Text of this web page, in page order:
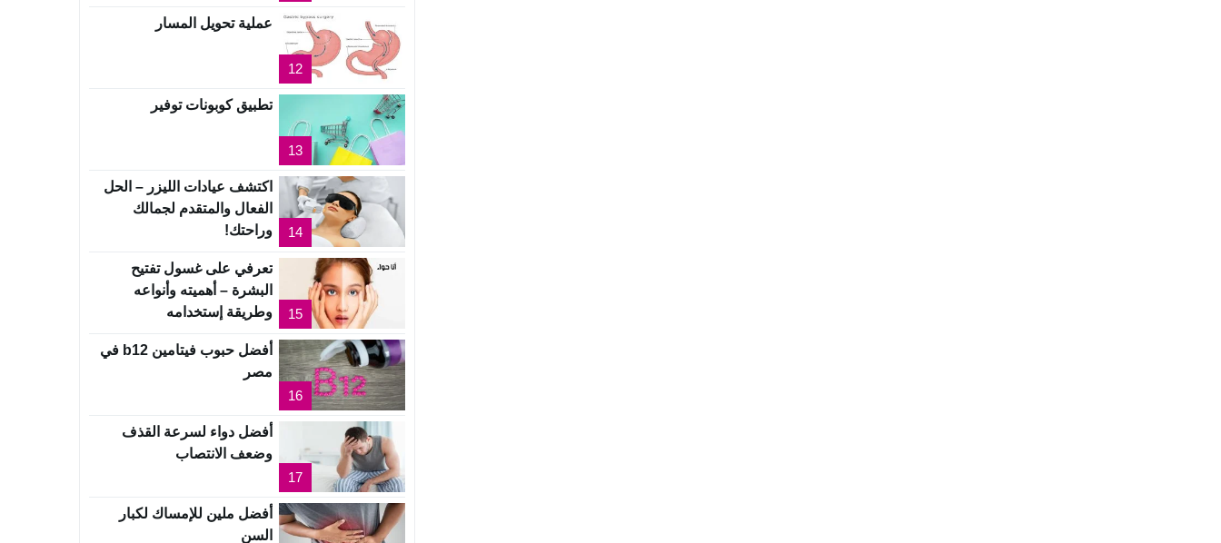
12
عملية تحويل المسار
13
تطبيق كوبونات توفير
14
اكتشف عيادات الليزر – الحل
الفعال والمتقدم لجمالك
وراحتك!
15
تعرفي على غسول تفتيح
البشرة – أهميته وأنواعه
وطريقة إستخدامه
16
أفضل حبوب فيتامين b12 في
مصر
17
أفضل دواء لسرعة القذف
وضعف الانتصاب
أفضل ملين للإمساك لكبار
السن